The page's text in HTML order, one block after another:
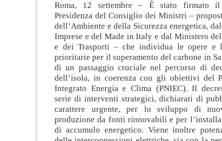
Roma, 12 settembre – È stato firmato il
Presidenza del Consiglio dei Ministri –
dell’Ambiente e della Sicurezza energetica,
Imprese e del Made in Italy e dal Ministero
e dei Trasporti – che individua le opere e
prioritarie per il superamento del carbone in
di un passaggio cruciale nel percorso di
dell’isola, in coerenza con gli obiettivi del
Integrato Energia e Clima (PNIEC). Il
serie di interventi strategici, dichiarati di
carattere urgente, per lo sviluppo di
produzione da fonti rinnovabili e per
di accumulo energetico. Viene inoltre